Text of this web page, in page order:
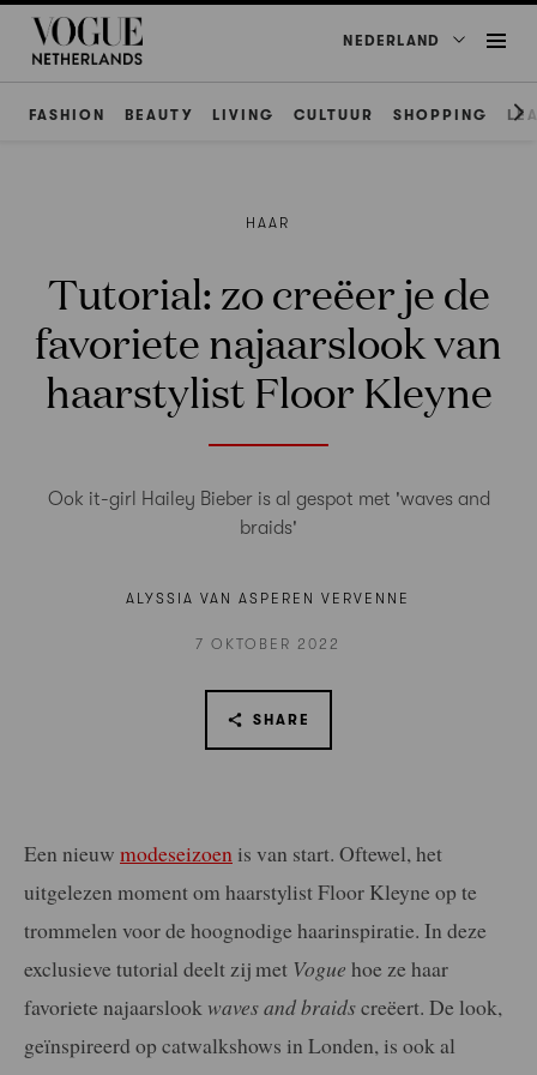
NEDERLAND
FASHION BEAUTY LIVING CULTUUR SHOPPING
HAAR
Tutorial: zo creëer je de
favoriete najaarslook van
haarstylist Floor Kleyne
Ook it-girl Hailey Bieber is al gespot met 'waves and
braids'
ALYSSIA VAN ASPEREN VERVENNE
7 OKTOBER 2022
SHARE
Een nieuw modeseizoen is van start. Oftewel, het
uitgelezen moment om haarstylist Floor Kleyne op te
trommelen voor de hoognodige haarinspiratie. In deze
exclusieve tutorial deelt zij met Vogue hoe ze haar
favoriete najaarslook waves and braidscreëert. De look,
geïnspireerd op catwalkshows in Londen, is ook al